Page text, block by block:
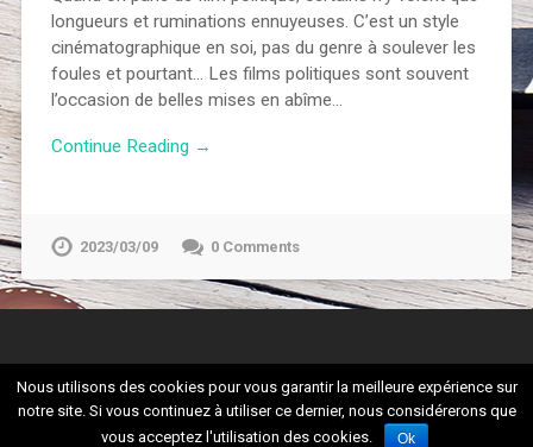
longueurs et ruminations ennuyeuses. C’est un style
cinématographique en soi, pas du genre à soulever les
foules et pourtant… Les films politiques sont souvent
l’occasion de belles mises en abîme…
Continue Reading →
2023/03/09 0 Comments
UP ↑
Nous utilisons des cookies pour vous garantir la meilleure expérience sur
notre site. Si vous continuez à utiliser ce dernier, nous considérerons que
vous acceptez l'utilisation des cookies.
Ok